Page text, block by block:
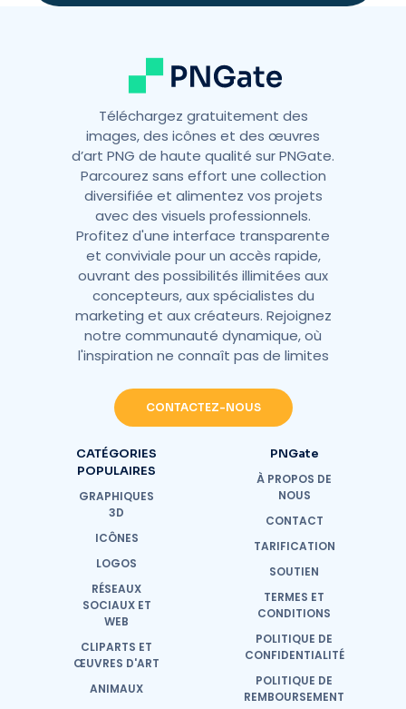
Téléchargez gratuitement des
images, des icônes et des œuvres
d’art PNG de haute qualité sur PNGate.
Parcourez sans effort une collection
diversifiée et alimentez vos projets
avec des visuels professionnels.
Profitez d'une interface transparente
et conviviale pour un accès rapide,
ouvrant des possibilités illimitées aux
concepteurs, aux spécialistes du
marketing et aux créateurs. Rejoignez
notre communauté dynamique, où
l'inspiration ne connaît pas de limites
CONTACTEZ-NOUS
CATÉGORIES
POPULAIRES
GRAPHIQUES
3D
ICÔNES
LOGOS
RÉSEAUX
SOCIAUX ET
WEB
CLIPARTS ET
ŒUVRES D'ART
ANIMAUX
PNGate
À PROPOS DE
NOUS
CONTACT
TARIFICATION
SOUTIEN
TERMES ET
CONDITIONS
POLITIQUE DE
CONFIDENTIALITÉ
POLITIQUE DE
REMBOURSEMENT